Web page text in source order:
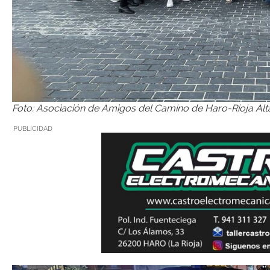
Foto: Asociación de Amigos del Camino de Haro-Rioja
PUBLICIDAD